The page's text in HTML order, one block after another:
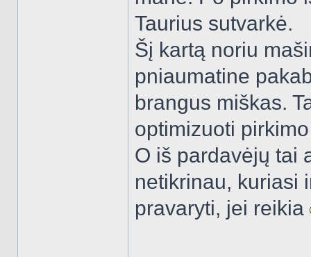
Taurius sutvarkė.
Šį kartą noriu
pniaumatine
brangus miškas.
optimizuoti
O iš pardavėjų tai
netikrinau, kuriasi
pravaryti, jei reikia